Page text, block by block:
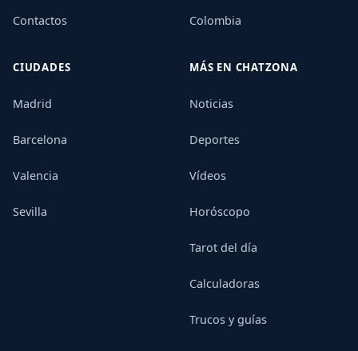
Contactos Colombia
CIUDADES
Madrid
Barcelona
Valencia
Sevilla
MÁS EN CHATZONA
Noticias
Deportes
Vídeos
Horóscopo
Tarot del día
Calculadoras
Trucos y guías